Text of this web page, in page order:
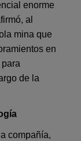
enorme
al
mina que
en
de la
compañía,